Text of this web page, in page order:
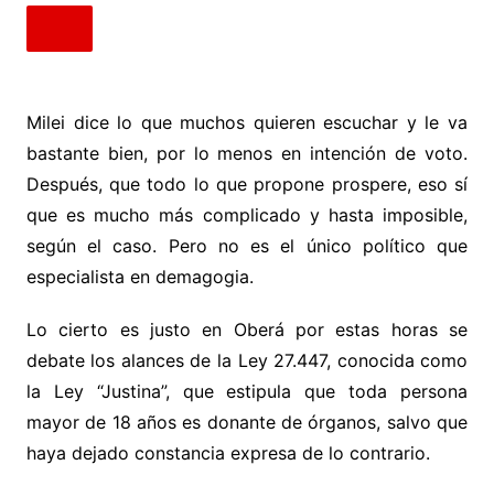
Milei dice lo que muchos quieren escuchar y le va
bastante bien, por lo menos en intención de voto.
Después, que todo lo que propone prospere, eso sí
que es mucho más complicado y hasta imposible,
según el caso. Pero no es el único político que
especialista en demagogia.
Lo cierto es justo en Oberá por estas horas se
debate los alances de la Ley 27.447, conocida como
la Ley “Justina”, que estipula que toda persona
mayor de 18 años es donante de órganos, salvo que
haya dejado constancia expresa de lo contrario.